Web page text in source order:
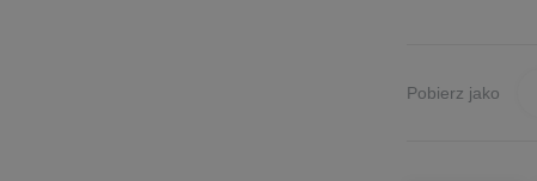
Pobierz jako